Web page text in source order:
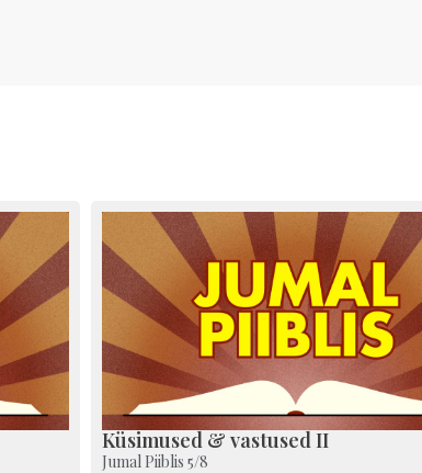
Küsimused & vastused II
Jumal Piiblis 5/8